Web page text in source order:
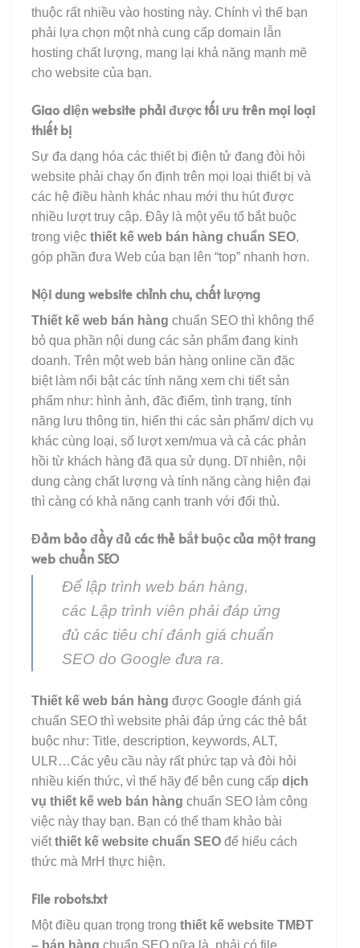
thuộc rất nhiều vào hosting này. Chính vì thế bạn
phải lựa chọn một nhà cung cấp domain lẫn
hosting chất lượng, mang lại khả năng mạnh mẽ
cho website của bạn.
Giao diện website phải được tối ưu trên mọi loại
thiết bị
Sự đa dạng hóa các thiết bị điện tử đang đòi hỏi
website phải chạy ổn định trên mọi loại thiết bị và
các hệ điều hành khác nhau mới thu hút được
nhiều lượt truy cập. Đây là một yếu tố bắt buộc
trong việc thiết kế web bán hàng chuẩn SEO,
góp phần đưa Web của bạn lên “top” nhanh hơn.
Nội dung website chỉnh chu, chất lượng
Thiết kế web bán hàng chuẩn SEO thì không thể
bỏ qua phần nội dung các sản phẩm đang kinh
doanh. Trên một web bán hàng online cần đặc
biệt làm nổi bật các tính năng xem chi tiết sản
phẩm như: hình ảnh, đăc điểm, tình trạng, tính
năng lưu thông tin, hiển thi các sản phẩm/ dịch vụ
khác cùng loại, số lượt xem/mua và cả các phản
hồi từ khách hàng đã qua sử dụng. Dĩ nhiên, nội
dung càng chất lượng và tính năng càng hiện đại
thì càng có khả năng cạnh tranh với đối thủ.
Đảm bảo đầy đủ các thẻ bắt buộc của một trang
web chuẩn SEO
Để lập trình web bán hàng,
các Lập trình viên phải đáp ứng
đủ các tiêu chí đánh giá chuẩn
SEO do Google đưa ra.
Thiết kế web bán hàng được Google đánh giá
chuẩn SEO thì website phải đáp ứng các thẻ bắt
buộc như: Title, description, keywords, ALT,
ULR…Các yêu cầu này rất phức tạp và đòi hỏi
nhiều kiến thức, vì thế hãy để bên cung cấp dịch
vụ thiết kế web bán hàng chuẩn SEO làm công
việc này thay bạn. Bạn có thể tham khảo bài
viếtthiết kế website chuẩn SEO để hiểu cách
thức mà MrH thực hiện.
File robots.txt
Một điều quan trọng trong thiết kế website TMĐT